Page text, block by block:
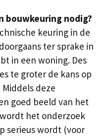
bouwkeuring nodig?
keuring in de
ter sprake in
in een woning. Des
te groter de kans op
deze
goed beeld van het
het onderzoek
serieus wordt (voor